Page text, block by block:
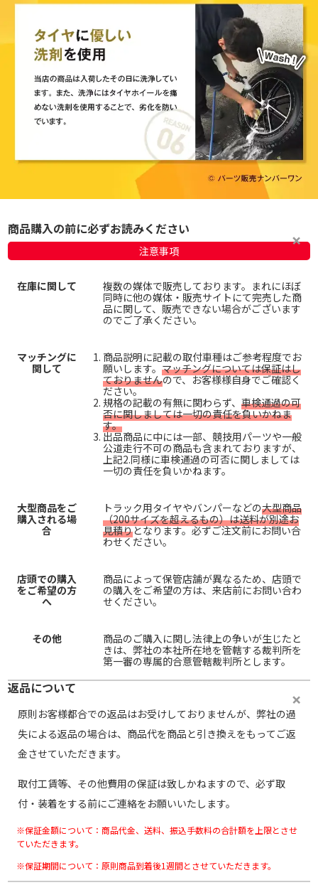
商品購入の前に必ずお読みください
注意事項
在庫に関して
複数の媒体で販売しております。まれにほぼ
同時に他の媒体・販売サイトにて完売した商
品に関して、販売できない場合がございます
のでご了承ください。
マッチングに
関して
商品説明に記載の取付車種はご参考程度でお
願いします。 マッチングについては保証はし
ておりませんので、お客様様自身でご確認く
ださい。
規格の記載の有無に関わらず、 車検通過の可
否に関しましては一切の責任を負いかねま
す。
出品商品に中には一部、競技用パーツや一般
公道走行不可の商品も含まれておりますが、
上記2.同様に車検通過の可否に関しましては
一切の責任を負いかねます。
大型商品をご
購入される場
合
トラック用タイヤやバンパーなどの大型商品
（200サイズを超えるもの）は送料が別途お
見積りとなります。必ずご注文前にお問い合
わせください。
店頭での購入
をご希望の方
へ
商品によって保管店舗が異なるため、店頭で
の購入をご希望の方は、来店前にお問い合わ
せください。
その他
商品のご購入に関し法律上の争いが生じたと
きは、弊社の本社所在地を管轄する裁判所を
第一審の専属的合意管轄裁判所とします。
返品について
原則お客様都合での返品はお受けしておりませんが、弊社の過
失による返品の場合は、商品代を商品と引き換えをもってご返
金させていただきます。
取付工賃等、その他費用の保証は致しかねますので、必ず取
付・装着をする前にご連絡をお願いいたします。
※保証金額について：商品代金、送料、振込手数料の合計額を上限とさせ
ていただきます。
※保証期間について：原則商品到着後1週間とさせていただきます。